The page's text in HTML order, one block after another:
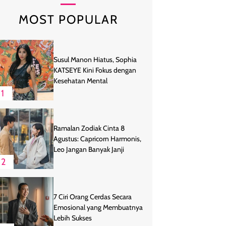
MOST POPULAR
1
Susul Manon Hiatus, Sophia
KATSEYE Kini Fokus dengan
Kesehatan Mental
2
Ramalan Zodiak Cinta 8
Agustus: Capricorn Harmonis,
Leo Jangan Banyak Janji
7 Ciri Orang Cerdas Secara
Emosional yang Membuatnya
Lebih Sukses